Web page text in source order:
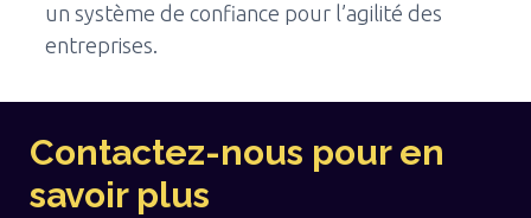
un système de confiance pour l’agilité des
entreprises.
Contactez-nous pour en
savoir plus